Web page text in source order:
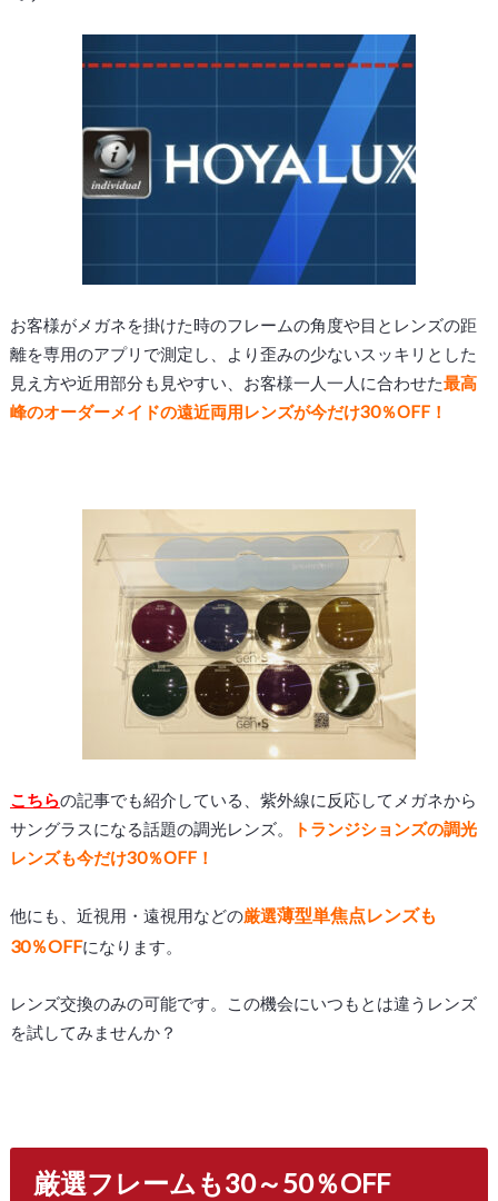
お客様がメガネを掛けた時のフレームの角度や目とレンズの距
離を専用のアプリで測定し、より歪みの少ないスッキリとした
見え方や近用部分も見やすい、お客様一人一人に合わせた最高
峰のオーダーメイドの遠近両用レンズが今だけ30％OFF！
こちらの記事でも紹介している、紫外線に反応してメガネから
サングラスになる話題の調光レンズ。
トランジションズの調光
レンズも今だけ30％OFF！
他にも、近視用・遠視用などの厳選薄型単焦点レンズも
30％OFFになります。
レンズ交換のみの可能です。この機会にいつもとは違うレンズ
を試してみませんか？
厳選フレームも30～50％OFF